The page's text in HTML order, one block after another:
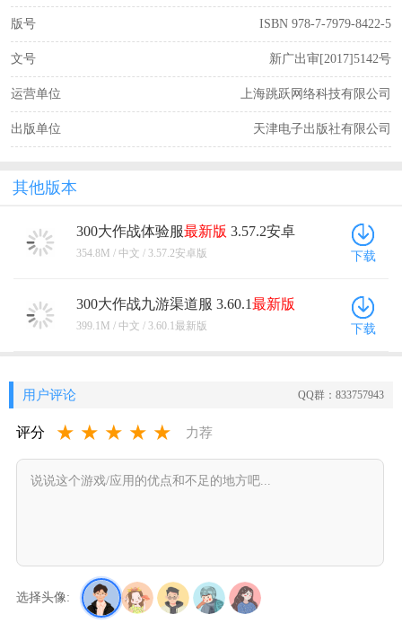
版号 ISBN 978-7-7979-8422-5
文号 新广出审[2017]5142号
运营单位 上海跳跃网络科技有限公司
出版单位 天津电子出版社有限公司
其他版本
300大作战体验服最新版 3.57.2安卓
版
354.8M / 中文 / 3.57.2安卓版 下载
300大作战九游渠道服 3.60.1最新版
399.1M / 中文 / 3.60.1最新版 下载
用户评论 QQ群：833757943
评分 ★ ★ ★ ★ ★ 力荐
选择头像: